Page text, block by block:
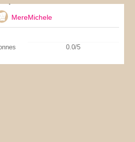
MereMichele
0.0/5